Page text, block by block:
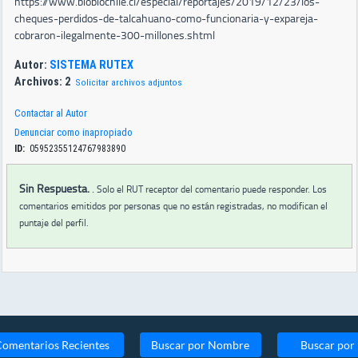
cheques-perdidos-de-talcahuano-como-funcionaria-y-expareja-
cobraron-ilegalmente-300-millones.shtml
Autor: SISTEMA RUTEX
Archivos: 2 Solicitar archivos adjuntos
Contactar al Autor
Denunciar como inapropiado
ID: 05952355124767983890
Sin Respuesta.. Solo el RUT receptor del comentario puede responder. Los
comentarios emitidos por personas que no están registradas, no modifican el
puntaje del perfil.
Recientes Buscar por Nombre Buscar por